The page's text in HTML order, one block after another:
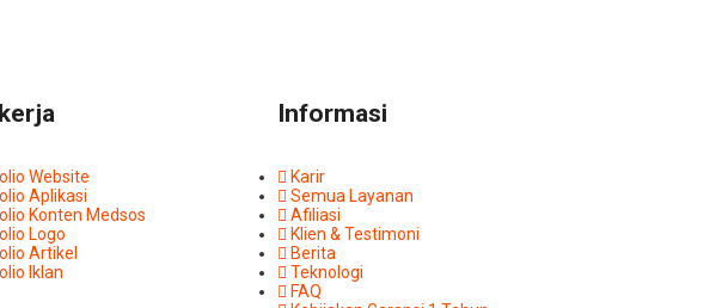
Website
Aplikasi
Konten Medsos
Logo
Artikel
Iklan
Informasi
Karir
Semua Layanan
Afiliasi
Klien & Testimoni
Berita
Teknologi
FAQ